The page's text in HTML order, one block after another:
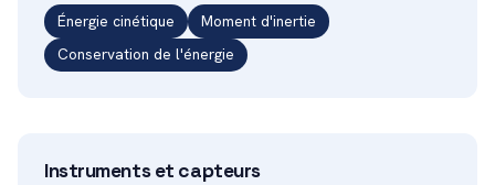
Énergie cinétique
Moment d'inertie
Conservation de l'énergie
Instruments et capteurs